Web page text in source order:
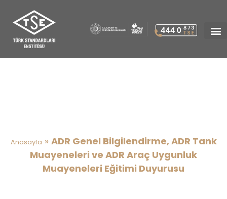
Anasayfa » ADR Genel Bilgilendirme, ADR Tank
Muayeneleri ve ADR Araç Uygunluk
Muayeneleri Eğitimi Duyurusu